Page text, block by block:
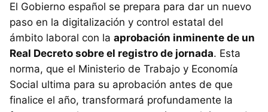
El Gobierno español se prepara para dar un nuevo
paso en la digitalización y control estatal del
ámbito laboral con la aprobación inminente de un
Real Decreto sobre el registro de jornada. Esta
norma, que el Ministerio de Trabajo y Economía
Social ultima para su aprobación antes de que
finalice el año, transformará profundamente la